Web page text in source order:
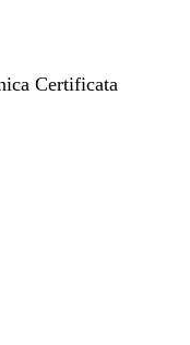
Certificata